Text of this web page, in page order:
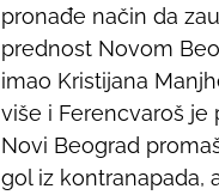
pronađe način da
prednost Novom
imao Kristijana
više i Ferencvaroš je
Novi Beograd
gol iz kontranapada,